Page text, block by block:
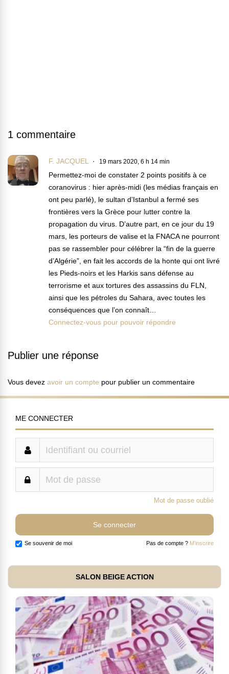
1 commentaire
F. JACQUEL 19 mars 2020, 6 h 14 min
Permettez-moi de constater 2 points positifs à ce
coranovirus : hier après-midi (les médias français en
ont peu parlé), le sultan d’Istanbul a fermé ses
frontières vers la Grèce pour lutter contre la
propagation du virus. D’autre part, en ce jour du 19
mars, les porteurs de valise et la FNACA ne pourront
pas se rassembler pour célébrer la “fin de la guerre
d’Algérie”, en fait les accords de la honte qui ont livré
les Pieds-noirs et les Harkis sans défense au
terrorisme et aux tortures des assassins du FLN,
ainsi que les pétroles du Sahara, avec toutes les
conséquences que l’on connaît…
Connectez-vous pour pouvoir répondre
Publier une réponse
Vous devez avoir un compte pour publier un commentaire
ME CONNECTER
Mot de passe oublié
Se souvenir de moi Pas de compte ? M'inscrire
SALON BEIGE ACTION